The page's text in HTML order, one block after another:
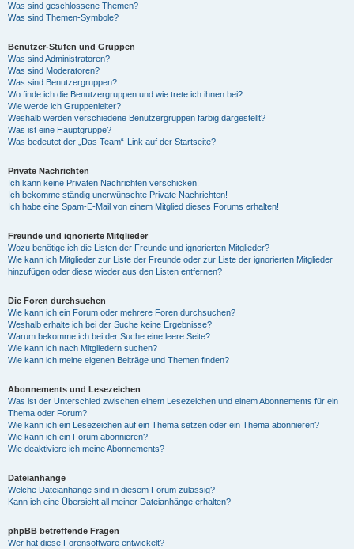
Was sind geschlossene Themen?
Was sind Themen-Symbole?
Benutzer-Stufen und Gruppen
Was sind Administratoren?
Was sind Moderatoren?
Was sind Benutzergruppen?
Wo finde ich die Benutzergruppen und wie trete ich ihnen bei?
Wie werde ich Gruppenleiter?
Weshalb werden verschiedene Benutzergruppen farbig dargestellt?
Was ist eine Hauptgruppe?
Was bedeutet der „Das Team“-Link auf der Startseite?
Private Nachrichten
Ich kann keine Privaten Nachrichten verschicken!
Ich bekomme ständig unerwünschte Private Nachrichten!
Ich habe eine Spam-E-Mail von einem Mitglied dieses Forums erhalten!
Freunde und ignorierte Mitglieder
Wozu benötige ich die Listen der Freunde und ignorierten Mitglieder?
Wie kann ich Mitglieder zur Liste der Freunde oder zur Liste der ignorierten Mitglieder
hinzufügen oder diese wieder aus den Listen entfernen?
Die Foren durchsuchen
Wie kann ich ein Forum oder mehrere Foren durchsuchen?
Weshalb erhalte ich bei der Suche keine Ergebnisse?
Warum bekomme ich bei der Suche eine leere Seite?
Wie kann ich nach Mitgliedern suchen?
Wie kann ich meine eigenen Beiträge und Themen finden?
Abonnements und Lesezeichen
Was ist der Unterschied zwischen einem Lesezeichen und einem Abonnements für ein
Thema oder Forum?
Wie kann ich ein Lesezeichen auf ein Thema setzen oder ein Thema abonnieren?
Wie kann ich ein Forum abonnieren?
Wie deaktiviere ich meine Abonnements?
Dateianhänge
Welche Dateianhänge sind in diesem Forum zulässig?
Kann ich eine Übersicht all meiner Dateianhänge erhalten?
phpBB betreffende Fragen
Wer hat diese Forensoftware entwickelt?